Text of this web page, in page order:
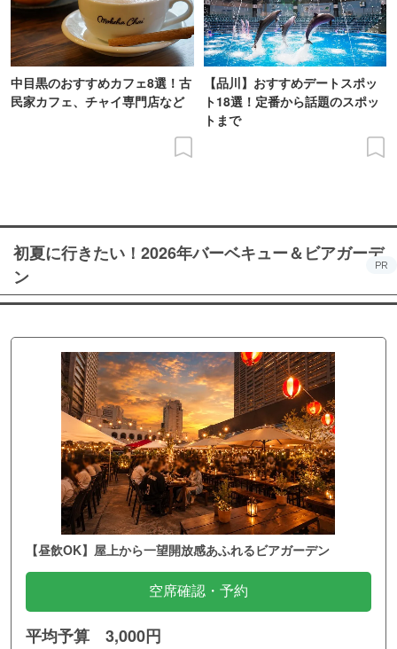
中目黒のおすすめカフェ8選！古
民家カフェ、チャイ専門店など
【品川】おすすめデートスポッ
ト18選！定番から話題のスポッ
トまで
初夏に行きたい！2026年バーベキュー＆ビアガーデ
ン
PR
【昼飲OK】屋上から一望開放感あふれるビアガーデン
空席確認・予約
平均予算 3,000円